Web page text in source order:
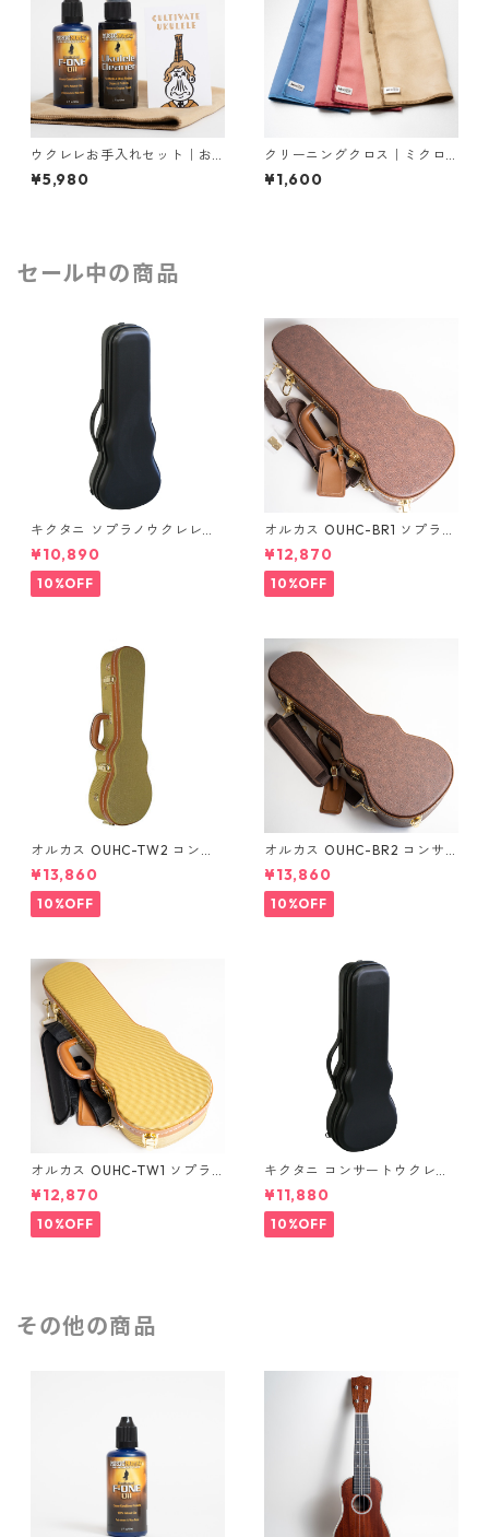
ウクレレお手入れセット｜お
得な当店オリジナルセット！
＜再入荷＞
¥5,980
クリーニングクロス｜ミクロ
ディア エピクロス（日本製）3
5cm × 37cm
¥1,600
セール中の商品
キクタニ ソプラノウクレレ用
ハードケース UPC-10N
¥10,890
10%OFF
オルカス OUHC-BR1 ソプラノ
ウクレレ用ハードケース
¥12,870
10%OFF
オルカス OUHC-TW2 コンサ
ートウクレレ用ハードケース
¥13,860
10%OFF
オルカス OUHC-BR2 コンサ
ートウクレレ用ハードケース
¥13,860
10%OFF
オルカス OUHC-TW1 ソプラ
ノウクレレ用ハードケース
¥12,870
10%OFF
キクタニ コンサートウクレレ
用ハードケース UPC-12N
¥11,880
10%OFF
その他の商品